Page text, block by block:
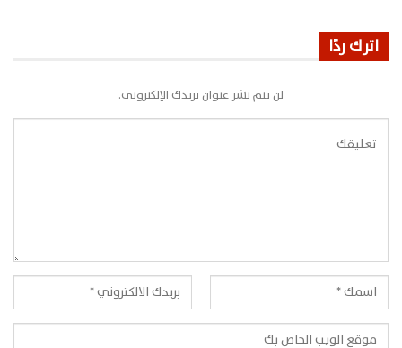
اترك ردًا
لن يتم نشر عنوان بريدك الإلكتروني.